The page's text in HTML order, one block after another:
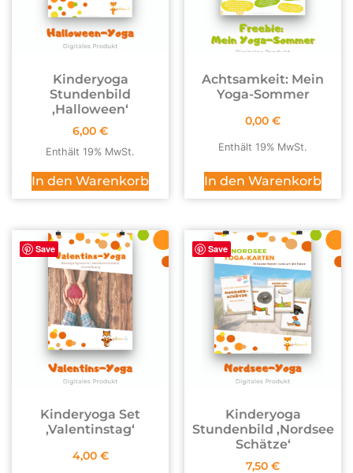
Kinderyoga
Stundenbild
,Halloween‘
6,00 €
Enthält 19% MwSt.
In den Warenkorb
Achtsamkeit: Mein
Yoga-Sommer
0,00 €
Enthält 19% MwSt.
In den Warenkorb
Save
Kinderyoga Set
,Valentinstag‘
4,00 €
Save
Kinderyoga
Stundenbild ,Nordsee
Schätze‘
7,50 €